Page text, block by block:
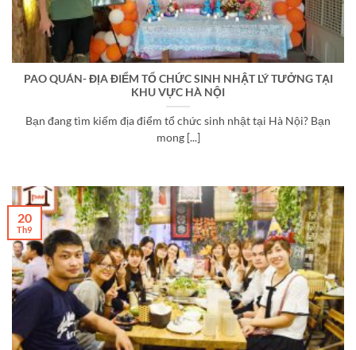
PAO QUÁN- ĐỊA ĐIỂM TỔ CHỨC SINH NHẬT LÝ TƯỞNG TẠI
KHU VỰC HÀ NỘI
Bạn đang tìm kiếm địa điểm tổ chức sinh nhật tại Hà Nội? Bạn
mong [...]
20
Th9